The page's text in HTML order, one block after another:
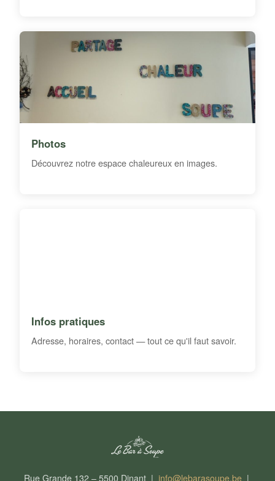
Photos
Découvrez notre espace chaleureux en images.
Infos pratiques
Adresse, horaires, contact — tout ce qu'il faut savoir.
Rue Grande 132 – 5500 Dinant | info@lebarasoupe.be|